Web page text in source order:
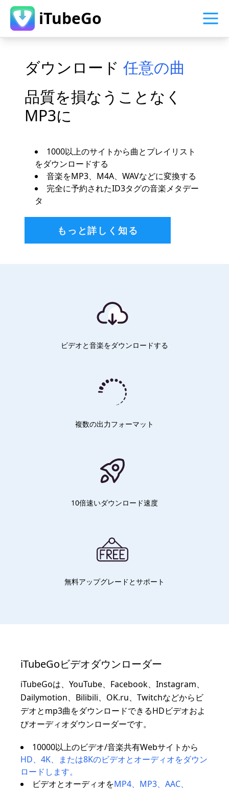
iTubeGo
ダウンロード 任意の曲
品質を損なうことなく
MP3に
1000以上のサイトから曲とプレイリスト
をダウンロードする
音楽をMP3、M4A、WAVなどに変換する
完全に予約されたID3タグの音楽メタデー
タ
もっと詳しく知る
ビデオと音楽をダウンロードする
複数の出力フォーマット
10倍速いダウンロード速度
無料アップグレードとサポート
iTubeGoビデオダウンローダー
iTubeGoは、YouTube、Facebook、Instagram、
Dailymotion、Bilibili、OK.ru、Twitchなどからビ
デオとmp3曲をダウンロードできるHDビデオおよ
びオーディオダウンローダーです。
10000以上のビデオ/音楽共有Webサイトから
HD、4K、または8Kのビデオとオーディオをダウン
ロードします。
ビデオとオーディオをMP4、MP3、AAC、